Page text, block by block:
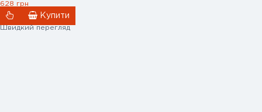
628 грн
Купити
Швидкий перегляд